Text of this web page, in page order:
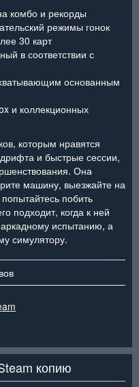
комбо и рекорды
режимы гонок
30 карт
в соответствии с
основанным
и коллекционных
которым нравятся
и быстрые сессии,
Она
машину, выезжайте на
побить
подходит, когда к ней
испытанию, а
симулятору.
копию